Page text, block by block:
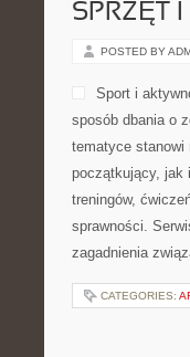
SPRZĘT
POSTED BY
Sport i
sposób dbania o
tematyce stanowi
początkujący, jak
treningów,
sprawności.
zagadnienia
CATEGORIES: